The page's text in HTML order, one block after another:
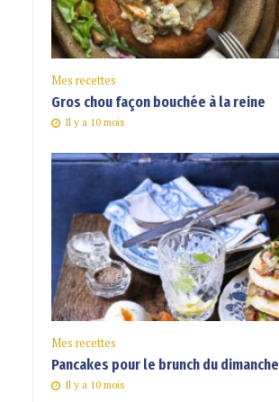
Mes recettes
Gros chou façon bouchée à la reine
Il y a 10 mois
Mes recettes
Pancakes pour le brunch du dimanche
Il y a 10 mois